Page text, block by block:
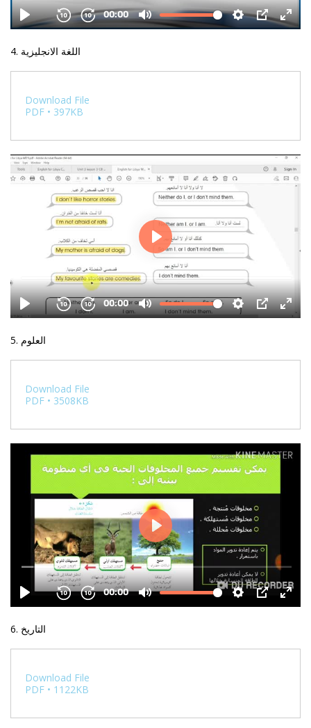
4. اللغة الانجليزية
Download File
PDF • 397KB
5. العلوم
Download File
PDF • 3508KB
6. التاريخ
Download File
PDF • 1122KB